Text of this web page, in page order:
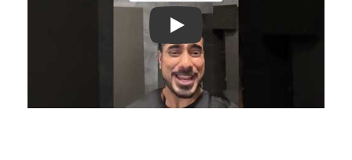
Play: Keynote (Google I/O '18)